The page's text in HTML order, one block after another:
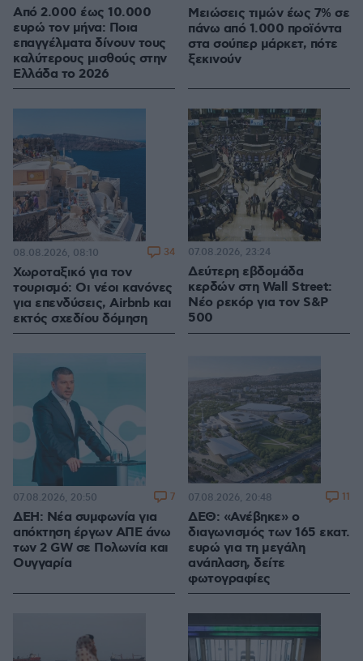
Από 2.000 έως 10.000
ευρώ τον μήνα: Ποια
επαγγέλματα δίνουν τους
καλύτερους μισθούς στην
Ελλάδα το 2026
Μειώσεις τιμών έως 7% σε
πάνω από 1.000 προϊόντα
στα σούπερ μάρκετ, πότε
ξεκινούν
Χωροταξικό για τον
τουρισμό: Οι νέοι κανόνες
για επενδύσεις, Airbnb και
εκτός σχεδίου δόμηση
08.08.2026, 08:10 34
Δεύτερη εβδομάδα
κερδών στη Wall Street:
Νέο ρεκόρ για τον S&P
500
07.08.2026, 23:24
ΔΕΗ: Νέα συμφωνία για
απόκτηση έργων ΑΠΕ άνω
των 2 GW σε Πολωνία και
Ουγγαρία
07.08.2026, 20:50 7
ΔΕΘ: «Ανέβηκε» ο
διαγωνισμός των 165 εκατ.
ευρώ για τη μεγάλη
ανάπλαση, δείτε
φωτογραφίες
07.08.2026, 20:48 11